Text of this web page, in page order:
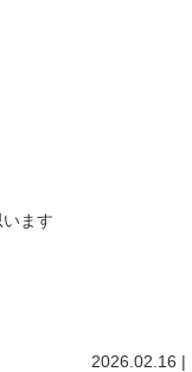
ます
2026.02.16 |